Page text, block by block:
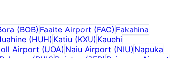
(BOB) Faaite Airport (FAC) Fakahina
(HUH) Katiu (KXU) Kauehi
Airport (UOA) Naiu Airport (NIU) Napuka